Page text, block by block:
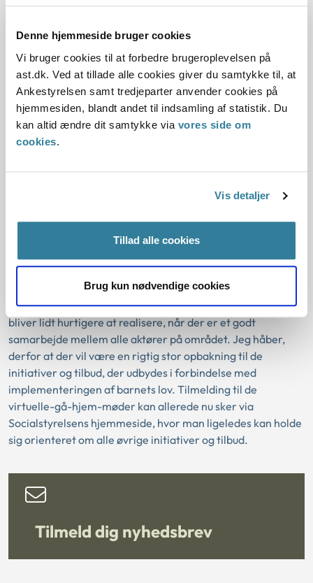
Denne hjemmeside bruger cookies
Vi bruger cookies til at forbedre brugeroplevelsen på
ast.dk. Ved at tillade alle cookies giver du samtykke til, at
Ankestyrelsen samt tredjeparter anvender cookies på
hjemmesiden, blandt andet til indsamling af statistik. Du
kan altid ændre dit samtykke via vores side om
cookies.
Vis detaljer
Tillad alle cookies
Brug kun nødvendige cookies
Workshops, der vil sætte fokus på både den socialfaglige og
mere specifikt handler om, hvordan kommunale
fagkonsulenter og chefer kan udøve målrettet
ledelsestilsyn.
Ankestyrelsen er også en del af arbejdet om den juridiske
kvalificering af håndbogen om barnets lov, som er et
socialfagligt arbejdsredskab for sagsbehandlerne i
at guide sagsbehandlerne i, hvad de nye bestemmelser
indebærer, hvad der er nyt, hvad de skal være særligt
for sagsbehandlingen og samarbejdet med børn og
familier. Sideløbende med dette kvalificerer Ankestyrelsen
også ICS-håndbogen og ICS-skabelonerne.
Der er ingen tvivl om, at målsætningerne i Barnets lov
stiller store krav til os alle for at komme i mål. Et mål, der
bliver lidt hurtigere at realisere, når der er et godt
samarbejde mellem alle aktører på området. Jeg håber,
derfor at der vil være en rigtig stor opbakning til de
initiativer og tilbud, der udbydes i forbindelse med
implementeringen af barnets lov. Tilmelding til de
virtuelle-gå-hjem-møder kan allerede nu sker via
Socialstyrelsens hjemmeside, hvor man ligeledes kan holde
sig orienteret om alle øvrige initiativer og tilbud.
Tilmeld dig nyhedsbrev